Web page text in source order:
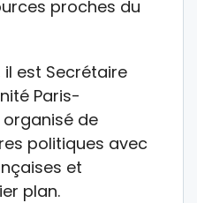
proches du
est Secrétaire
Paris-
de
politiques avec
et
plan.